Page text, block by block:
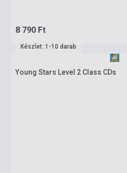
8 790 Ft
Készlet: 1-10 darab
Young Stars Level 2 Class CDs